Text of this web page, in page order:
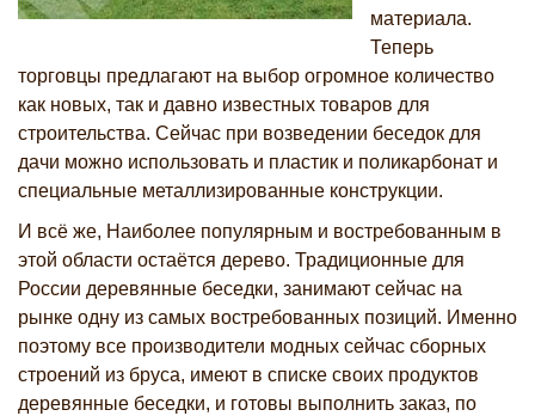
материала.
Теперь
торговцы предлагают на выбор огромное количество
как новых, так и давно известных товаров для
строительства. Сейчас при возведении беседок для
дачи можно использовать и пластик и поликарбонат и
специальные металлизированные конструкции.
И всё же, Наиболее популярным и востребованным в
этой области остаётся дерево. Традиционные для
России деревянные беседки, занимают сейчас на
рынке одну из самых востребованных позиций. Именно
поэтому все производители модных сейчас сборных
строений из бруса, имеют в списке своих продуктов
деревянные беседки, и готовы выполнить заказ, по